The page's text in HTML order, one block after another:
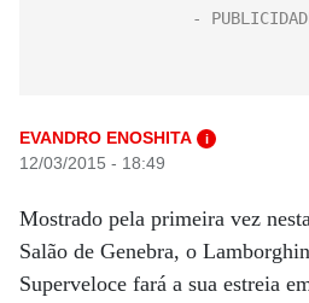
EVANDRO ENOSHITA i
12/03/2015 - 18:49
Mostrado pela primeira vez
Salão de Genebra, o
Superveloce fará a sua estreia